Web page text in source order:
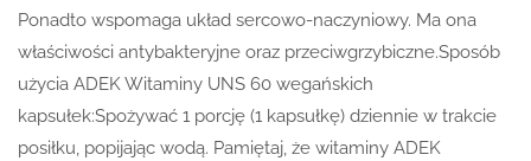
Ponadto wspomaga układ sercowo-naczyniowy. Ma ona
właściwości antybakteryjne oraz przeciwgrzybiczne.Sposób
użycia ADEK Witaminy UNS 60 wegańskich
kapsułek:Spożywać 1 porcję (1 kapsułkę) dziennie w trakcie
posiłku, popijając wodą. Pamiętaj, że witaminy ADEK